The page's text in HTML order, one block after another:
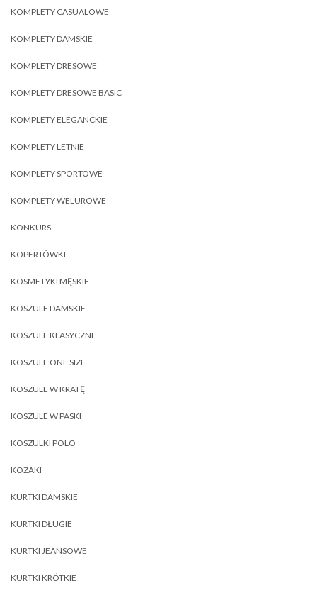
KOMPLETY CASUALOWE
KOMPLETY DAMSKIE
KOMPLETY DRESOWE
KOMPLETY DRESOWE BASIC
KOMPLETY ELEGANCKIE
KOMPLETY LETNIE
KOMPLETY SPORTOWE
KOMPLETY WELUROWE
KONKURS
KOPERTÓWKI
KOSMETYKI MĘSKIE
KOSZULE DAMSKIE
KOSZULE KLASYCZNE
KOSZULE ONE SIZE
KOSZULE W KRATĘ
KOSZULE W PASKI
KOSZULKI POLO
KOZAKI
KURTKI DAMSKIE
KURTKI DŁUGIE
KURTKI JEANSOWE
KURTKI KRÓTKIE